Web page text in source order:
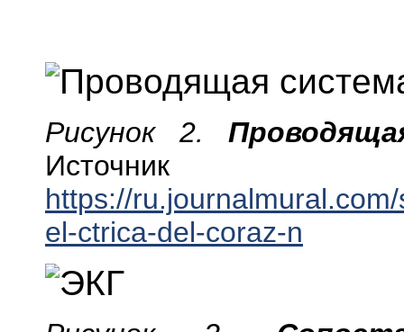
provodyashchayasistemaserdca.png
Рисунок 2.
Источник
https://
el-ctrica-del-coraz-n
ecg_principle_fast.gif